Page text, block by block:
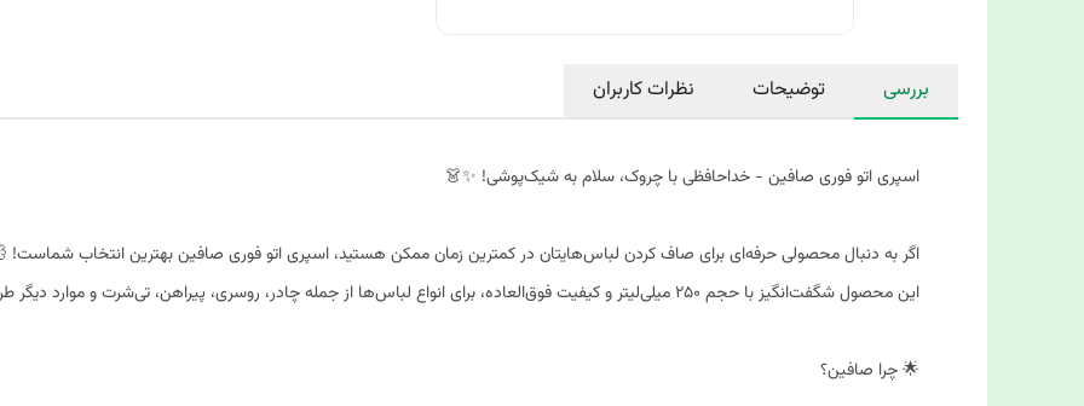
بررسی توضیحات نظرات کاربران
اسپری اتو فوری صافین - خداحافظی با چروک، سلام به شیک‌پوشی! ✨👗
اگر به دنبال محصولی حرفه‌ای برای صاف کردن لباس‌هایتان در کمترین زمان ممکن هستید، اسپری اتو فوری صافین بهترین انتخاب شماست!
این محصول شگفت‌انگیز با حجم 250 میلی‌لیتر و کیفیت فوق‌العاده، برای انواع لباس‌ها از جمله چادر، روسری، پیراهن، تی‌شرت و موارد دیگر طراحی شده است.
🌟 چرا صافین؟